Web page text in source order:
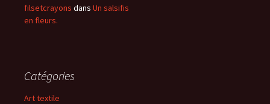
filsetcrayons dans Un salsifis
en fleurs.
Catégories
Art textile